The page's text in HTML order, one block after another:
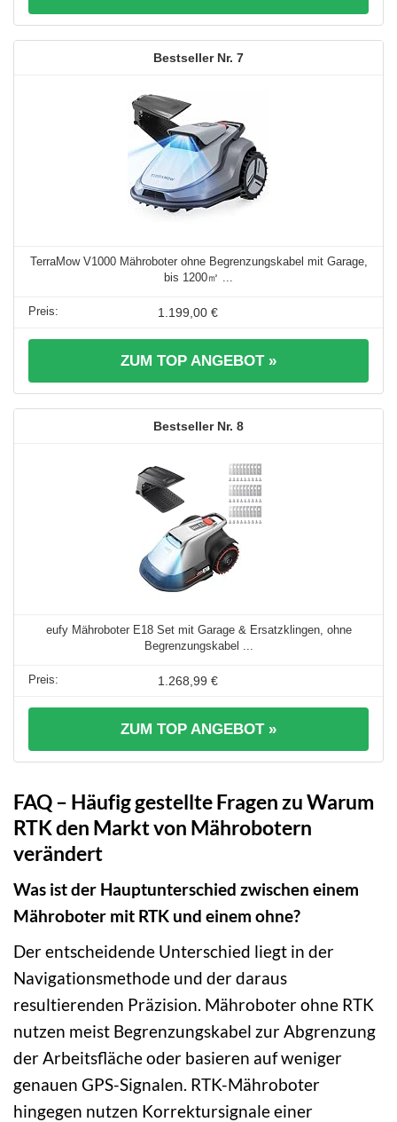
7
TerraMow V1000 Mähroboter ohne Begrenzungskabel mit Garage,
bis 1200㎡ ...
1.199,00 €
ZUM TOP ANGEBOT »
8
eufy Mähroboter E18 Set mit Garage & Ersatzklingen, ohne
Begrenzungskabel ...
1.268,99 €
ZUM TOP ANGEBOT »
FAQ – Häufig gestellte Fragen zu Warum
RTK den Markt von Mährobotern
verändert
Was ist der Hauptunterschied zwischen einem
Mähroboter mit RTK und einem ohne?
Der entscheidende Unterschied liegt in der
Navigationsmethode und der daraus
resultierenden Präzision. Mähroboter ohne RTK
nutzen meist Begrenzungskabel zur Abgrenzung
der Arbeitsfläche oder basieren auf weniger
genauen GPS-Signalen. RTK-Mähroboter
hingegen nutzen Korrektursignale einer